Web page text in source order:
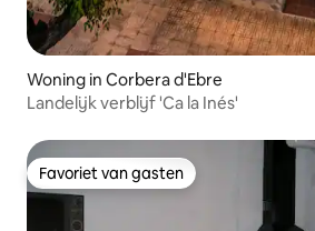
Woning in Corbera d'Ebre
Landelijk verblijf 'Ca la Inés'
Favoriet van gasten
Favoriet van gasten